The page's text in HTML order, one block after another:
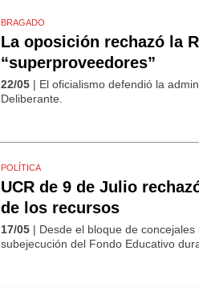
BRAGADO
La oposición rechazó la
“superproveedores”
22/05 | El oficialismo defendió la
Deliberante.
POLÍTICA
UCR de 9 de Julio
de los recursos
17/05 | Desde el bloque de
subejecución del Fondo Educativo